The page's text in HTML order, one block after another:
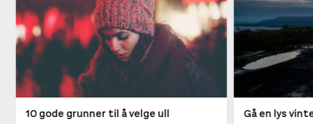
10 gode grunner til å velge ull Gå en lys